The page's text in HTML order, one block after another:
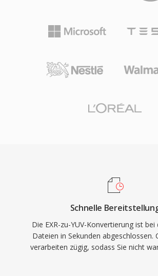
Schnelle
Die EXR-zu-YUV-Konvertierung ist
Dateien in Sekunden abgeschlossen.
verarbeiten zügig, sodass Sie nicht